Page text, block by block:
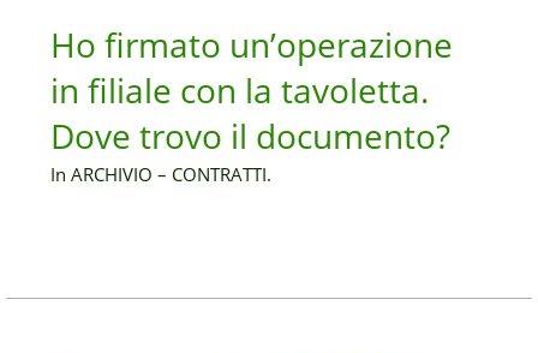
Ho firmato un’operazione
in filiale con la tavoletta.
Dove trovo il documento?
In ARCHIVIO – CONTRATTI.